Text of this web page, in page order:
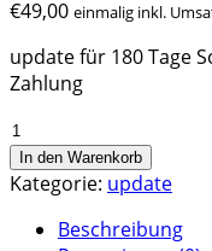
€49,00 einmalig inkl.
update für 180 Tage
Zahlung
speetax
Banken
update
In den Warenkorb
Kategorie: update
Beschreibung